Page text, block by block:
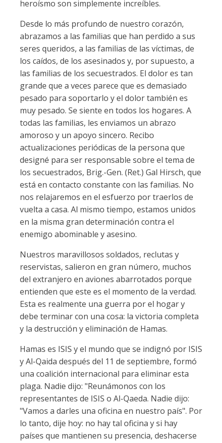
heroísmo son simplemente increíbles.
Desde lo más profundo de nuestro corazón,
abrazamos a las familias que han perdido a sus
seres queridos, a las familias de las víctimas, de
los caídos, de los asesinados y, por supuesto, a
las familias de los secuestrados. El dolor es tan
grande que a veces parece que es demasiado
pesado para soportarlo y el dolor también es
muy pesado. Se siente en todos los hogares. A
todas las familias, les enviamos un abrazo
amoroso y un apoyo sincero. Recibo
actualizaciones periódicas de la persona que
designé para ser responsable sobre el tema de
los secuestrados, Brig.-Gen. (Ret.) Gal Hirsch, que
está en contacto constante con las familias. No
nos relajaremos en el esfuerzo por traerlos de
vuelta a casa. Al mismo tiempo, estamos unidos
en la misma gran determinación contra el
enemigo abominable y asesino.
Nuestros maravillosos soldados, reclutas y
reservistas, salieron en gran número, muchos
del extranjero en aviones abarrotados porque
entienden que este es el momento de la verdad.
Esta es realmente una guerra por el hogar y
debe terminar con una cosa: la victoria completa
y la destrucción y eliminación de Hamas.
Hamas es ISIS y el mundo que se indignó por ISIS
y Al-Qaida después del 11 de septiembre, formó
una coalición internacional para eliminar esta
plaga. Nadie dijo: "Reunámonos con los
representantes de ISIS o Al-Qaeda. Nadie dijo:
"Vamos a darles una oficina en nuestro país". Por
lo tanto, dije hoy: no hay tal oficina y si hay
países que mantienen su presencia, deshacerse